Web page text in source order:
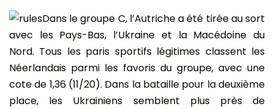
Dans le groupe C, l’Autriche a été tirée au sort
avec les Pays-Bas, l’Ukraine et la Macédoine du
Nord. Tous les paris sportifs légitimes classent les
Néerlandais parmi les favoris du groupe, avec une
cote de 1,36 (11/20). Dans la bataille pour la deuxième
place, les Ukrainiens semblent plus près de